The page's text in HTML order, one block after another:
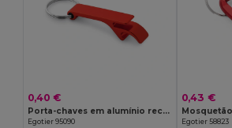
0,40 €
Porta-chaves em alumínio reciclado (100% rAL) com abre-cápsulas
Egotier 95090
0,43 €
Egotier 58823